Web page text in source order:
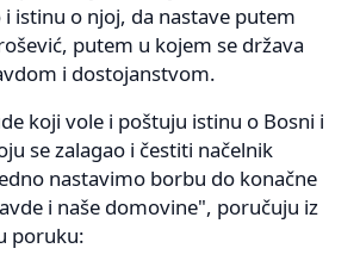
istinu o njoj, da nastave putem
putem u kojem se država
i dostojanstvom.
koji vole i poštuju istinu o Bosni i
se zalagao i čestiti načelnik
nastavimo borbu do konačne
i naše domovine", poručuju iz
poruku: